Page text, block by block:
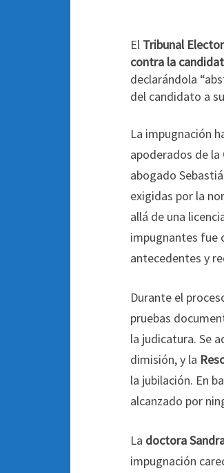
El Tribunal
contra la
declarándola
del candidato a
La impugnación
apoderados de la
abogado
exigidas por la
allá de una
impugnantes fue
antecedentes y
Durante el
pruebas
la judicatura. Se
dimisión, y la
la jubilación. En
alcanzado por
La doctora
impugnación